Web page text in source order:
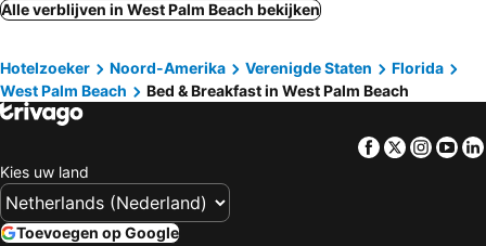
Alle verblijven in West Palm Beach bekijken
Hotelzoeker Noord-Amerika Verenigde Staten
Florida
West Palm Beach
Bed & Breakfast in West Palm Beach
Facebook
Twitter
Kies uw land
Toevoegen op Google